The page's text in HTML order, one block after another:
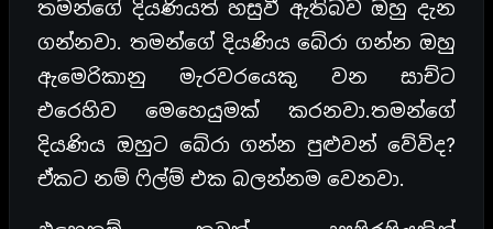
තමන්ගේ දියණියත් හසුවී ඇතිබව ඔහු දැන
ගන්නවා. තමන්ගේ දියණිය බේරා ගන්න ඔහු
ඇමෙරිකානු මැරවරයෙකු වන සාච්ට
එරෙහිව මෙහෙයුමක් කරනවා.තමන්ගේ
දියණිය ඔහුට බේරා ගන්න පුළුවන් වේවිද?
ඒකට නම් ෆිල්ම් එක බලන්නම වෙනවා.